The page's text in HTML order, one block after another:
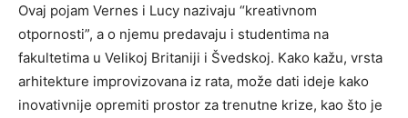
Ovaj pojam Vernes i Lucy nazivaju “kreativnom
otpornosti”, a o njemu predavaju i studentima na
fakultetima u Velikoj Britaniji i Švedskoj. Kako kažu, vrsta
arhitekture improvizovana iz rata, može dati ideje kako
inovativnije opremiti prostor za trenutne krize, kao što je